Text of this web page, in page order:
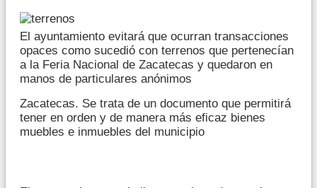
El ayuntamiento evitará que ocurran transacciones
opaces como sucedió con terrenos que pertenecían
a la Feria Nacional de Zacatecas y quedaron en
manos de particulares anónimos
Zacatecas. Se trata de un documento que permitirá
tener en orden y de manera más eficaz bienes
muebles e inmuebles del municipio